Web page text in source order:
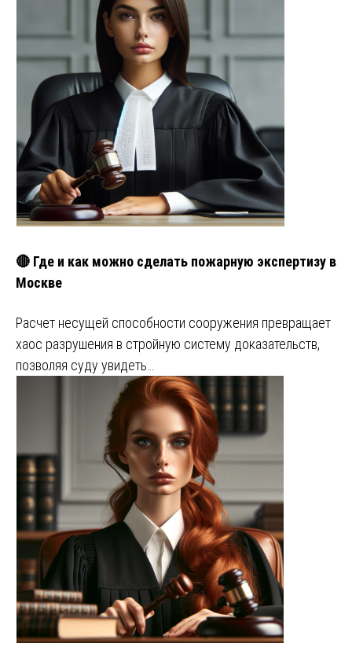
🔴 Где и как можно сделать пожарную экспертизу в
Москве
Расчет несущей способности сооружения превращает
хаос разрушения в стройную систему доказательств,
позволяя суду увидеть…